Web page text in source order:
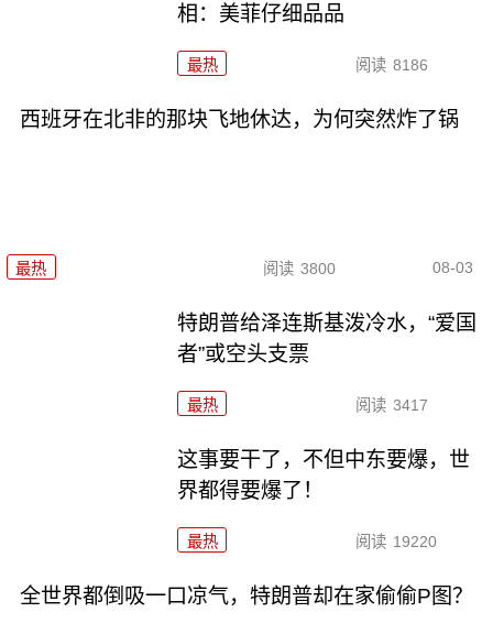
相：美菲仔细品品
最热 阅读 8186
西班牙在北非的那块飞地休达，为何突然炸了锅
最热 阅读 3800 08-03
特朗普给泽连斯基泼冷水，“爱国
者”或空头支票
最热 阅读 3417
这事要干了，不但中东要爆，世
界都得要爆了！
最热 阅读 19220
全世界都倒吸一口凉气，特朗普却在家偷偷P图？